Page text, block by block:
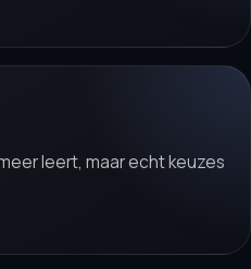
leert, maar echt keuzes